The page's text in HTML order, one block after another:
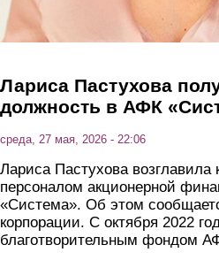
Лариса Пастухова
должность в АФК
среда, 27 мая, 2026 - 22:06
Лариса Пастухова возглавила
персоналом акционерной
«Система». Об этом
корпорации. С октября 2022
благотворительным фондом